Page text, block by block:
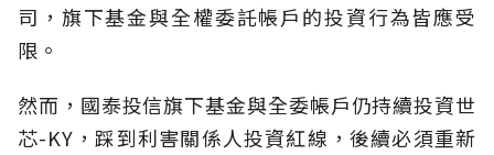
司，旗下基金與全權委託帳戶的投資行為皆應受
限。
然而，國泰投信旗下基金與全委帳戶仍持續投資世
芯-KY，踩到利害關係人投資紅線，後續必須重新